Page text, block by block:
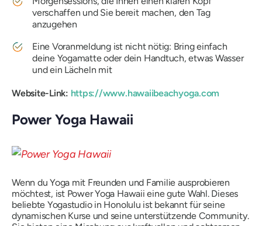
verschaffen und Sie bereit machen, den Tag
anzugehen
Eine Voranmeldung ist nicht nötig: Bring einfach
deine Yogamatte oder dein Handtuch, etwas Wasser
und ein Lächeln mit
Website-Link: https://www.hawaiibeachyoga.com
Power Yoga Hawaii
Wenn du Yoga mit Freunden und Familie ausprobieren
möchtest, ist Power Yoga Hawaii eine gute Wahl. Dieses
beliebte Yogastudio in Honolulu ist bekannt für seine
dynamischen Kurse und seine unterstützende Community.